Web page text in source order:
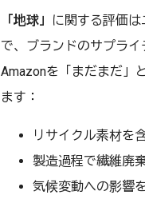
「地球」
に関する評価
で、ブランドのサプライ
Amazonを「まだまだ」
ます：
リサイクル素材を
製造過程で繊維廃
気候変動への影響